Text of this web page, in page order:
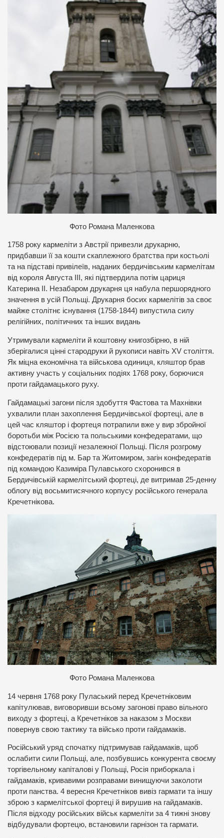
Фото Романа Маленкова
1758 року кармеліти з Австрії привезли друкарню,
придбавши її за кошти скаплежного братства при костьолі
та на підставі привілеїв, наданих бердичівським кармелітам
від короля Августа ІІІ, які підтвердила потім цариця
Катерина ІІ. Незабаром друкарня ця набула першорядного
значення в усій Польщі. Друкарня босих кармелітів за своє
майже столітнє існування (1758-1844) випустила силу
релігійних, політичних та інших видань
Утримували кармеліти й коштовну книгозбірню, в ній
зберігалися цінні стародруки й рукописи навіть XV століття.
Як міцна економічна та військова одиниця, кляштор брав
активну участь у соціальних подіях 1768 року, борючися
проти гайдамацького руху.
Гайдамацькі загони після здобуття Фастова та Махнівки
ухвалили план захоплення Бердичівської фортеці, але в
цей час кляштор і фортеця потрапили вже у вир збройної
боротьби між Росією та польськими конфедератами, що
відстоювали позиції незалежної Польщі. Після розгрому
конфедератів під м. Бар та Житомиром, загін конфедератів
під командою Казиміра Пулавського схоронився в
Бердичівській кармелітський фортеці, де витримав 25-денну
облогу від восьмитисячного корпусу російського генерала
Кречетнікова.
Фото Романа Маленкова
14 червня 1768 року Пуласький перед Кречетніковим
капітулював, виговоривши всьому загонові право вільного
виходу з фортеці, а Кречетніков за наказом з Москви
повернув свою тактику та військо проти гайдамаків.
Російський уряд спочатку підтримував гайдамаків, щоб
ослабити сили Польщі, але, позбувшись конкурента своєму
торгівельному капіталові у Польщі, Росія приборкала і
гайдамаків, кривавими розправами винищуючи заколоти
проти панства. 4 вересня Кречетніков вивіз гармати та іншу
зброю з кармелітської фортеці й вирушив на гайдамаків.
Після відходу російських військ кармеліти за 4 тижні знову
відбудували фортецю, встановили гарнізон та гармати.